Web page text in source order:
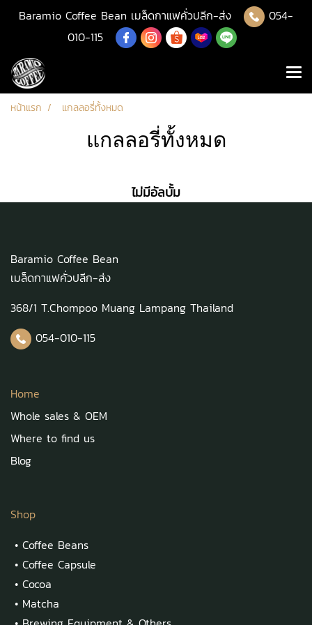
Baramio Coffee Bean เมล็ดกาแฟคั่วปลีก-ส่ง
054-
010-115
หน้าแรก แกลลอรี่ทั้งหมด
แกลลอรี่ทั้งหมด
ไม่มีอัลบั้ม
Baramio Coffee Bean
เมล็ดกาแฟคั่วปลีก-ส่ง
368/1 T.Chompoo Muang Lampang Thailand
054-010-115
Home
Whole sales & OEM
Where to find us
Blog
Shop
• Coffee Beans
• Coffee Capsule
• Cocoa
• Matcha